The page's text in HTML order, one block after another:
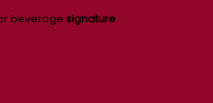
beverage signature